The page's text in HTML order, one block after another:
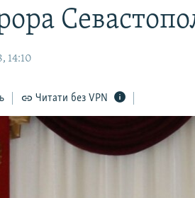
14:10
Читати без VPN